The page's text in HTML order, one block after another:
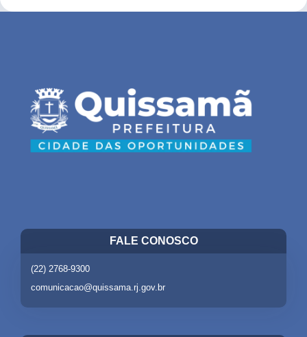
FALE CONOSCO
(22) 2768-9300
comunicacao@quissama.rj.gov.br